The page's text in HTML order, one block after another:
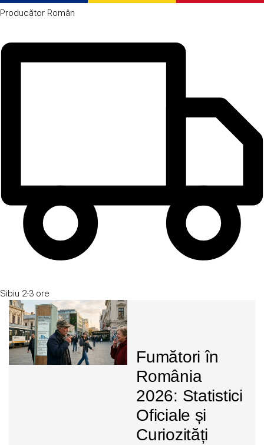
Producător Român
Sibiu 2-3 ore
Fumători în
România
2026: Statistici
Oficiale și
Curiozități